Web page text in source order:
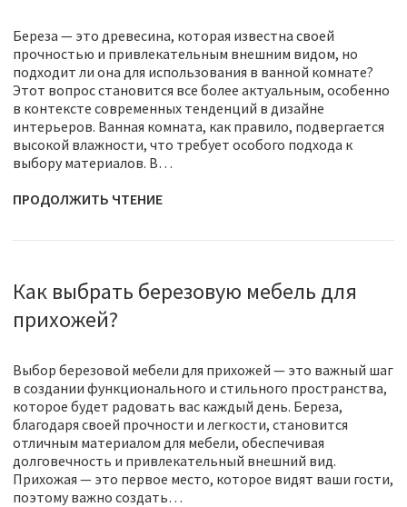
Береза — это древесина, которая известна своей
прочностью и привлекательным внешним видом, но
подходит ли она для использования в ванной комнате?
Этот вопрос становится все более актуальным, особенно
в контексте современных тенденций в дизайне
интерьеров. Ванная комната, как правило, подвергается
высокой влажности, что требует особого подхода к
выбору материалов. В…
ПРОДОЛЖИТЬ ЧТЕНИЕ
Как выбрать березовую мебель для
прихожей?
Выбор березовой мебели для прихожей — это важный шаг
в создании функционального и стильного пространства,
которое будет радовать вас каждый день. Береза,
благодаря своей прочности и легкости, становится
отличным материалом для мебели, обеспечивая
долговечность и привлекательный внешний вид.
Прихожая — это первое место, которое видят ваши гости,
поэтому важно создать…